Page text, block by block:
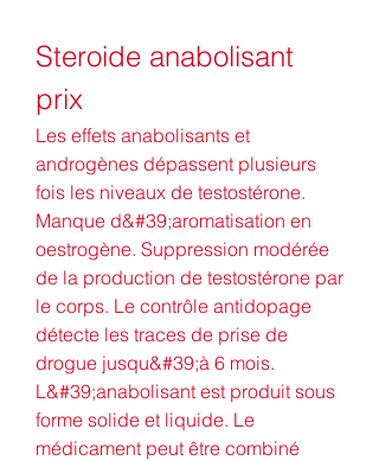
Steroide anabolisant
prix
Les effets anabolisants et
androgènes dépassent plusieurs
fois les niveaux de testostérone.
Manque d&#39;aromatisation en
oestrogène. Suppression modérée
de la production de testostérone par
le corps. Le contrôle antidopage
détecte les traces de prise de
drogue jusqu&#39;à 6 mois.
L&#39;anabolisant est produit sous
forme solide et liquide. Le
médicament peut être combiné